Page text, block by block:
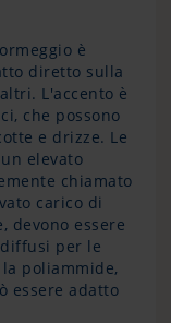
è
diretto sulla
L'accento è
che possono
e drizze. Le
elevato
chiamato
carico di
devono essere
per le
poliammide,
essere adatto